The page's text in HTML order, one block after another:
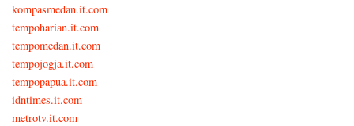
kompasmedan.it.com
tempoharian.it.com
tempomedan.it.com
tempojogja.it.com
tempopapua.it.com
idntimes.it.com
metrotv.it.com